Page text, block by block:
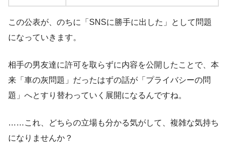
この公表が、のちに「SNSに勝手に出した」として問題
になっていきます。
相手の男友達に許可を取らずに内容を公開したことで、本
来「車の灰問題」だったはずの話が「プライバシーの問
題」へとすり替わっていく展開になるんですね。
……これ、どちらの立場も分かる気がして、複雑な気持ち
になりませんか？